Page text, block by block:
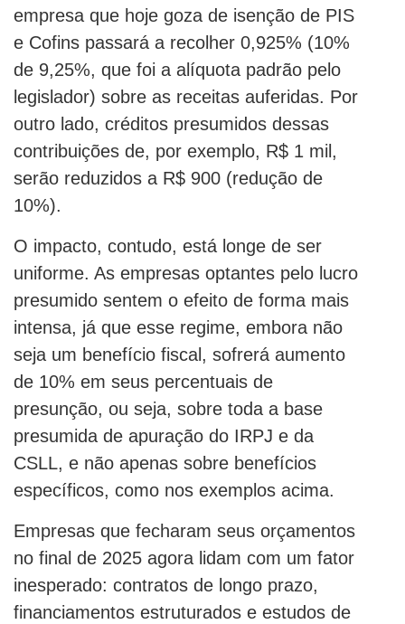
empresa que hoje goza de isenção de PIS
e Cofins passará a recolher 0,925% (10%
de 9,25%, que foi a alíquota padrão pelo
legislador) sobre as receitas auferidas. Por
outro lado, créditos presumidos dessas
contribuições de, por exemplo, R$ 1 mil,
serão reduzidos a R$ 900 (redução de
10%).
O impacto, contudo, está longe de ser
uniforme. As empresas optantes pelo lucro
presumido sentem o efeito de forma mais
intensa, já que esse regime, embora não
seja um benefício fiscal, sofrerá aumento
de 10% em seus percentuais de
presunção, ou seja, sobre toda a base
presumida de apuração do IRPJ e da
CSLL, e não apenas sobre benefícios
específicos, como nos exemplos acima.
Empresas que fecharam seus orçamentos
no final de 2025 agora lidam com um fator
inesperado: contratos de longo prazo,
financiamentos estruturados e estudos de